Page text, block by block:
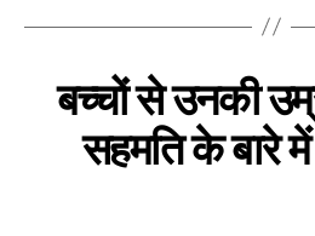
बच्चों से उनकी
सहमति के बारे